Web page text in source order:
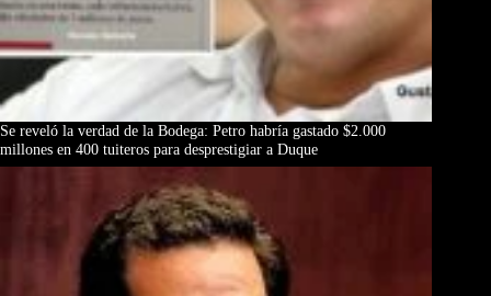
Se reveló la verdad de la Bodega: Petro habría gastado $2.000
millones en 400 tuiteros para desprestigiar a Duque